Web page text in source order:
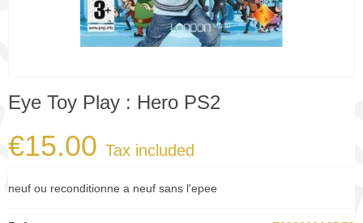
Eye Toy Play : Hero PS2
€15.00 Tax included
neuf ou reconditionne a neuf sans l'epee